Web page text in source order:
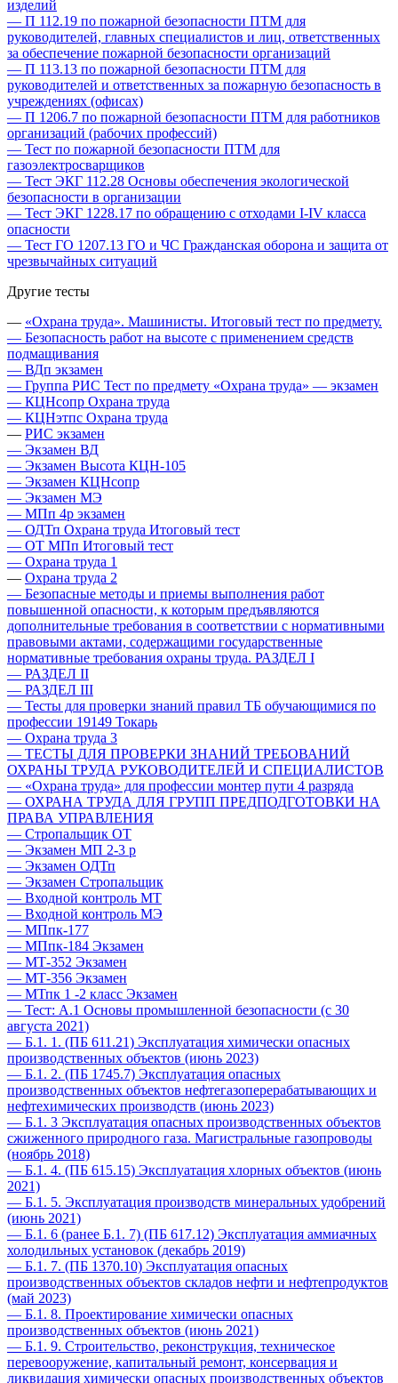
изделий
— П 112.19 по пожарной безопасности ПТМ для
руководителей, главных специалистов и лиц, ответственных
за обеспечение пожарной безопасности организаций
— П 113.13 по пожарной безопасности ПТМ для
руководителей и ответственных за пожарную безопасность в
учреждениях (офисах)
— П 1206.7 по пожарной безопасности ПТМ для работников
организаций (рабочих профессий)
— Тест по пожарной безопасности ПТМ для
газоэлектросварщиков
— Тест ЭКГ 112.28 Основы обеспечения экологической
безопасности в организации
— Тест ЭКГ 1228.17 по обращению с отходами I-IV класса
опасности
— Тест ГО 1207.13 ГО и ЧС Гражданская оборона и защита от
чрезвычайных ситуаций
Другие тесты
— «Охрана труда». Машинисты. Итоговый тест по предмету.
— Безопасность работ на высоте с применением средств
подмащивания
— ВДп экзамен
— Группа РИС Тест по предмету «Охрана труда» — экзамен
— КЦНсопр Охрана труда
— КЦНэтпс Охрана труда
— РИС экзамен
— Экзамен ВД
— Экзамен Высота КЦН-105
— Экзамен КЦНсопр
— Экзамен МЭ
— МПп 4р экзамен
— ОДТп Охрана труда Итоговый тест
— ОТ МПп Итоговый тест
— Охрана труда 1
— Охрана труда 2
— Безопасные методы и приемы выполнения работ
повышенной опасности, к которым предъявляются
дополнительные требования в соответствии с нормативными
правовыми актами, содержащими государственные
нормативные требования охраны труда. РАЗДЕЛ I
— РАЗДЕЛ II
— РАЗДЕЛ III
— Тесты для проверки знаний правил ТБ обучающимися по
профессии 19149 Токарь
— Охрана труда 3
— ТЕСТЫ ДЛЯ ПРОВЕРКИ ЗНАНИЙ ТРЕБОВАНИЙ
ОХРАНЫ ТРУДА РУКОВОДИТЕЛЕЙ И СПЕЦИАЛИСТОВ
— «Охрана труда» для профессии монтер пути 4 разряда
— ОХРАНА ТРУДА ДЛЯ ГРУПП ПРЕДПОДГОТОВКИ НА
ПРАВА УПРАВЛЕНИЯ
— Стропальщик ОТ
— Экзамен МП 2-3 р
— Экзамен ОДТп
— Экзамен Стропальщик
— Входной контроль МТ
— Входной контроль МЭ
— МПпк-177
— МПпк-184 Экзамен
— МТ-352 Экзамен
— МТ-356 Экзамен
— МТпк 1 -2 класс Экзамен
— Тест: А.1 Основы промышленной безопасности (с 30
августа 2021)
— Б.1. 1. (ПБ 611.21) Эксплуатация химически опасных
производственных объектов (июнь 2023)
— Б.1. 2. (ПБ 1745.7) Эксплуатация опасных
производственных объектов нефтегазоперерабатывающих и
нефтехимических производств (июнь 2023)
— Б.1. 3 Эксплуатация опасных производственных объектов
сжиженного природного газа. Магистральные газопроводы
(ноябрь 2018)
— Б.1. 4. (ПБ 615.15) Эксплуатация хлорных объектов (июнь
2021)
— Б.1. 5. Эксплуатация производств минеральных удобрений
(июнь 2021)
— Б.1. 6 (ранее Б.1. 7) (ПБ 617.12) Эксплуатация аммиачных
холодильных установок (декабрь 2019)
— Б.1. 7. (ПБ 1370.10) Эксплуатация опасных
производственных объектов складов нефти и нефтепродуктов
(май 2023)
— Б.1. 8. Проектирование химически опасных
производственных объектов (июнь 2021)
— Б.1. 9. Строительство, реконструкция, техническое
перевооружение, капитальный ремонт, консервация и
ликвидация химически опасных производственных объектов